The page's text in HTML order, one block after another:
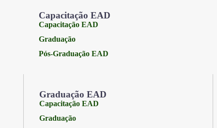
Capacitação EAD
Capacitação EAD
Graduação
Pós-Graduação EAD
Graduação EAD
Capacitação EAD
Graduação